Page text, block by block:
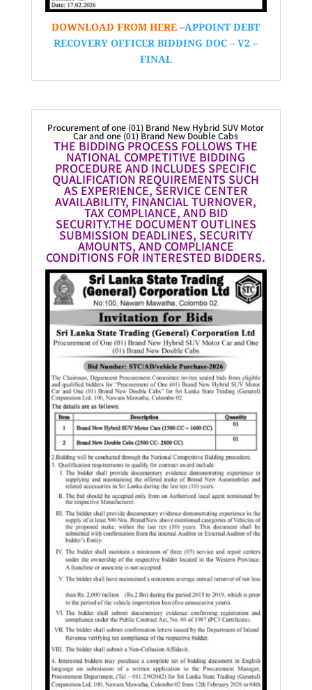
DOWNLOAD FROM HERE –APPOINT DEBT
RECOVERY OFFICER BIDDING DOC – V2 –
FINAL
Procurement of one (01) Brand New Hybrid SUV Motor
Car and one (01) Brand New Double Cabs
THE BIDDING PROCESS FOLLOWS THE
NATIONAL COMPETITIVE BIDDING
PROCEDURE AND INCLUDES SPECIFIC
QUALIFICATION REQUIREMENTS SUCH
AS EXPERIENCE, SERVICE CENTER
AVAILABILITY, FINANCIAL TURNOVER,
TAX COMPLIANCE, AND BID
SECURITY.THE DOCUMENT OUTLINES
SUBMISSION DEADLINES, SECURITY
AMOUNTS, AND COMPLIANCE
CONDITIONS FOR INTERESTED BIDDERS.